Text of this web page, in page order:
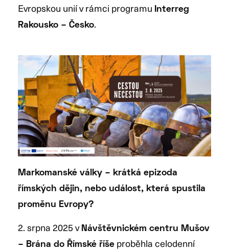
Evropskou unií v rámci programu Interreg
Rakousko – Česko.
Markomanské války – krátká epizoda
římských dějin, nebo událost, která spustila
proměnu Evropy?
2. srpna 2025 v Návštěvnickém centru Mušov
– Brána do Římské říše proběhla celodenní